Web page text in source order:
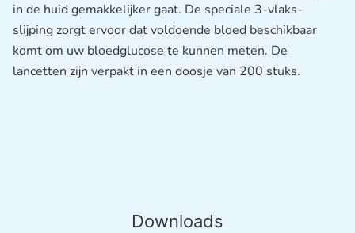
Downloads
in de huid gemakkelijker gaat. De speciale 3-vlaks-
slijping zorgt ervoor dat voldoende bloed beschikbaar
komt om uw bloedglucose te kunnen meten. De
lancetten zijn verpakt in een doosje van 200 stuks.